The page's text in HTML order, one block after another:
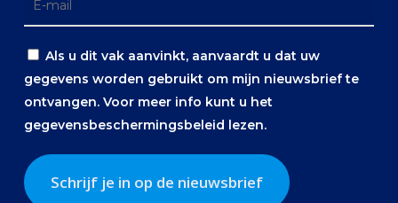
Als u dit vak aanvinkt, aanvaardt u dat uw
gegevens worden gebruikt om mijn nieuwsbrief te
ontvangen. Voor meer info kunt u het
gegevensbeschermingsbeleid lezen.